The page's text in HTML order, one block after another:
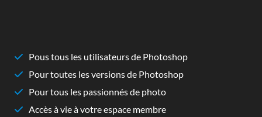
Pous tous les utilisateurs de Photoshop
Pour toutes les versions de Photoshop
Pour tous les passionnés de photo
Accès à vie à votre espace membre